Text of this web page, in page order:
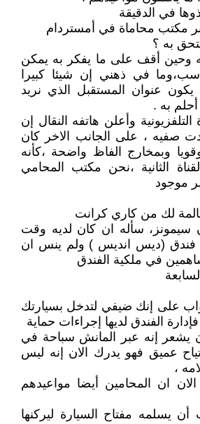
في الدقيقة
مكتب محاماة في أمستردام
به ؟
وحين أقف على ما يفكر به يمكن
في ذهني إن شيئا كبيرا
يكون عنوان المستقبل الذي نريد
به .
وأعلن هاتفه النقال إن
صفيه ، على الجانب الاخر كان
وبمخارج الفاظ واضحة ،كأنه
الثانية ،نحن مكتب المحامي
موجود
لك من كاري كرانت
سيمونز، سأله ان كان لديه وقت
فندق (ديس انديس ) ولم ينس ان
في ملكية الفندق
على إنك ضيفي لتدخل بسيارتك
الفندق لديها إجراءات حماية
يشعر إنه عبر المانش سباحة في
عميق فهو يدرك الان إنه ليس
،
ان المحامين أيضا مواعيدهم
يسلمه مفتاح السيارة ليركنها